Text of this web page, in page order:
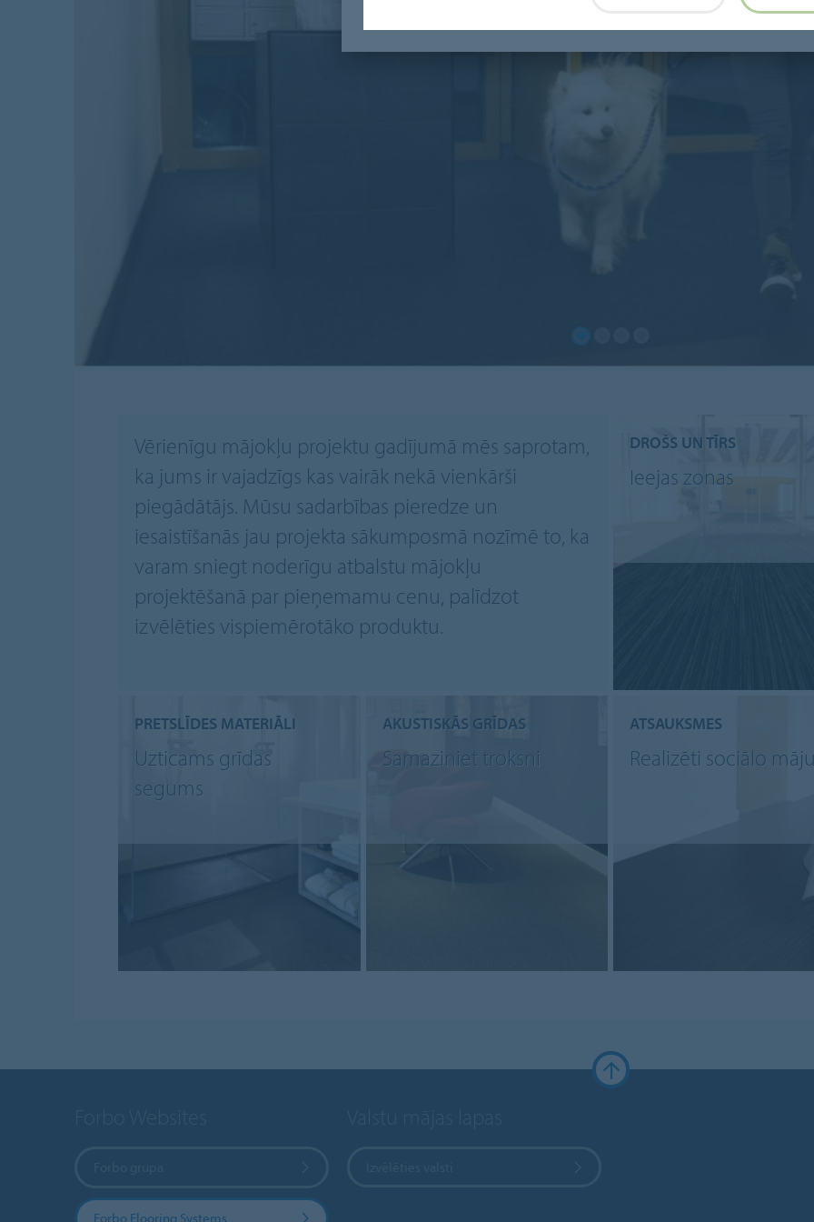
Vērienīgu mājokļu projektu gadījumā mēs saprotam,
ka jums ir vajadzīgs kas vairāk nekā vienkārši
piegādātājs. Mūsu sadarbības pieredze un
iesaistīšanās jau projekta sākumposmā nozīmē to, ka
varam sniegt noderīgu atbalstu mājokļu
projektēšanā par pieņemamu cenu, palīdzot
izvēlēties vispiemērotāko produktu.
DROŠS UN TĪRS
Ieejas zonas
PRETSLĪDES MATERIĀLI
Uzticams grīdas
segums
AKUSTISKĀS GRĪDAS
Samaziniet troksni
ATSAUKSMES
Realizēti sociālo
Forbo Flooring Systems